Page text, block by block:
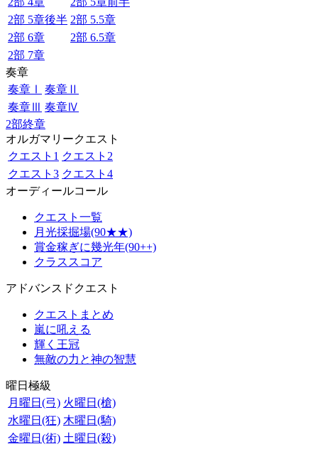
2部 5章後半 2部 5.5章
2部 6章
2部 6.5章
2部 7章
奏章
奏章Ⅰ
奏章Ⅱ
奏章Ⅲ 奏章Ⅳ
2部終章
オルガマリークエスト
クエスト1 クエスト2
クエスト3 クエスト4
オーディールコール
クエスト一覧
月光採掘場(90★★)
賞金稼ぎに幾光年(90++)
クラススコア
アドバンスドクエスト
クエストまとめ
嵐に吼える
輝く王冠
無敵の力と神の智慧
曜日極級
月曜日(弓) 火曜日(槍)
水曜日(狂) 木曜日(騎)
金曜日(術) 土曜日(殺)